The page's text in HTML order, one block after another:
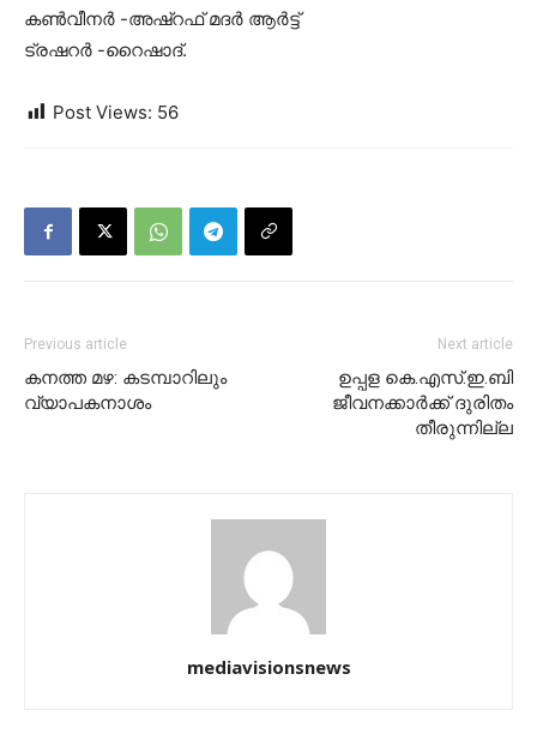
കൺവീനർ -അഷ്‌റഫ്‌ മദർ ആർട്ട്
ട്രഷറർ -റൈഷാദ്.
Post Views: 56
Previous article
കനത്ത മഴ: കടമ്പാറിലും
വ്യാപകനാശം
Next article
ഉപ്പള കെ.എസ്.ഇ.ബി
ജീവനക്കാർക്ക് ദുരിതം
തീരുന്നില്ല
mediavisionsnews